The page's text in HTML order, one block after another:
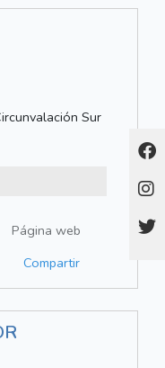
Sur
Página web
Compartir